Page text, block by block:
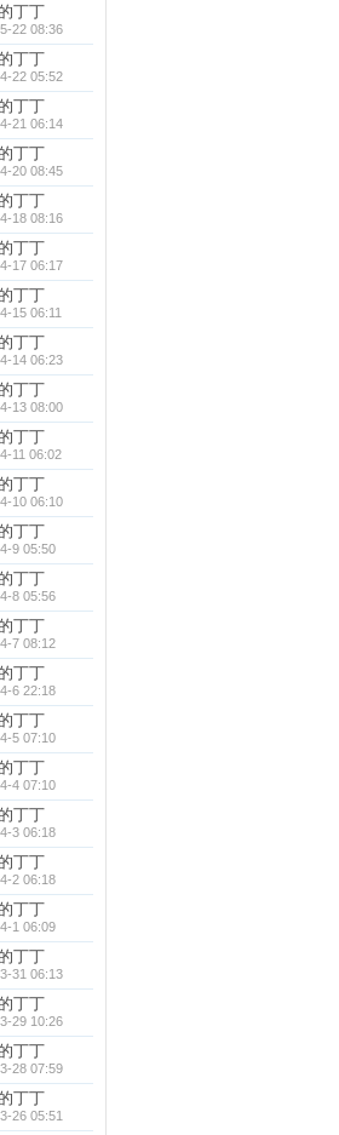
丁丁
22 08:36
丁丁
22 05:52
丁丁
21 06:14
丁丁
20 08:45
丁丁
18 08:16
丁丁
17 06:17
丁丁
15 06:11
丁丁
14 06:23
丁丁
13 08:00
丁丁
11 06:02
丁丁
10 06:10
丁丁
9 05:50
丁丁
8 05:56
丁丁
7 08:12
丁丁
6 22:18
丁丁
5 07:10
丁丁
4 07:10
丁丁
3 06:18
丁丁
2 06:18
丁丁
1 06:09
丁丁
31 06:13
丁丁
29 10:26
丁丁
28 07:59
丁丁
26 05:51